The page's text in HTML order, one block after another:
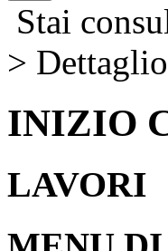
Stai
>
INIZIO
LAVORI